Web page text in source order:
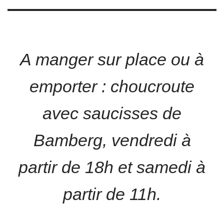
A manger sur place ou à
emporter : choucroute
avec saucisses de
Bamberg, vendredi à
partir de 18h et samedi à
partir de 11h.